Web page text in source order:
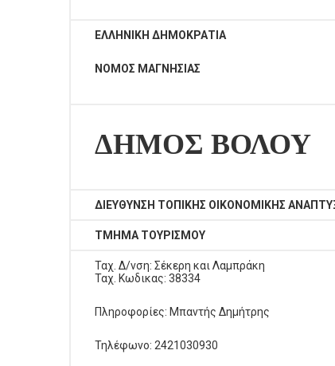
ΕΛΛΗΝΙΚΗ ΔΗΜΟΚΡΑΤΙΑ
ΝΟΜΟΣ ΜΑΓΝΗΣΙΑΣ
ΔΗΜΟΣ ΒΟΛΟΥ
ΔΙΕΥΘΥΝΣΗ ΤΟΠΙΚΗΣ ΟΙΚΟΝΟΜΙΚΗΣ
ΤΜΗΜΑ ΤΟΥΡΙΣΜΟΥ
Ταχ. Δ/νση: Σέκερη και Λαμπράκη
Ταχ. Κωδικας: 38334
Πληροφορίες: Μπαντής Δημήτρης
Τηλέφωνο: 2421030930